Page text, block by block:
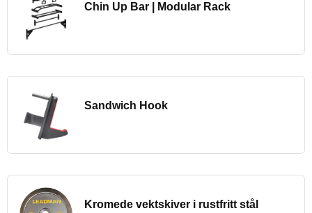
Chin Up Bar | Modular Rack
Sandwich Hook
Kromede vektskiver i rustfritt stål